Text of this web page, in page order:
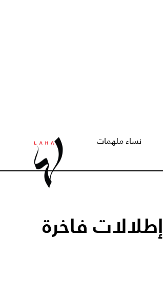
نساء ملهمات
ياسمين صبري في 3 إطلالات فاخرة